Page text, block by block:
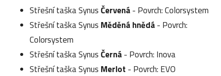
Střešní taška SynusČervená- Povrch: Colorsystem
Střešní taška Synus Měděná hnědá- Povrch:
Colorsystem
Střešní taška SynusČerná- Povrch: Inova
Střešní taška Synus Merlot - Povrch: EVO